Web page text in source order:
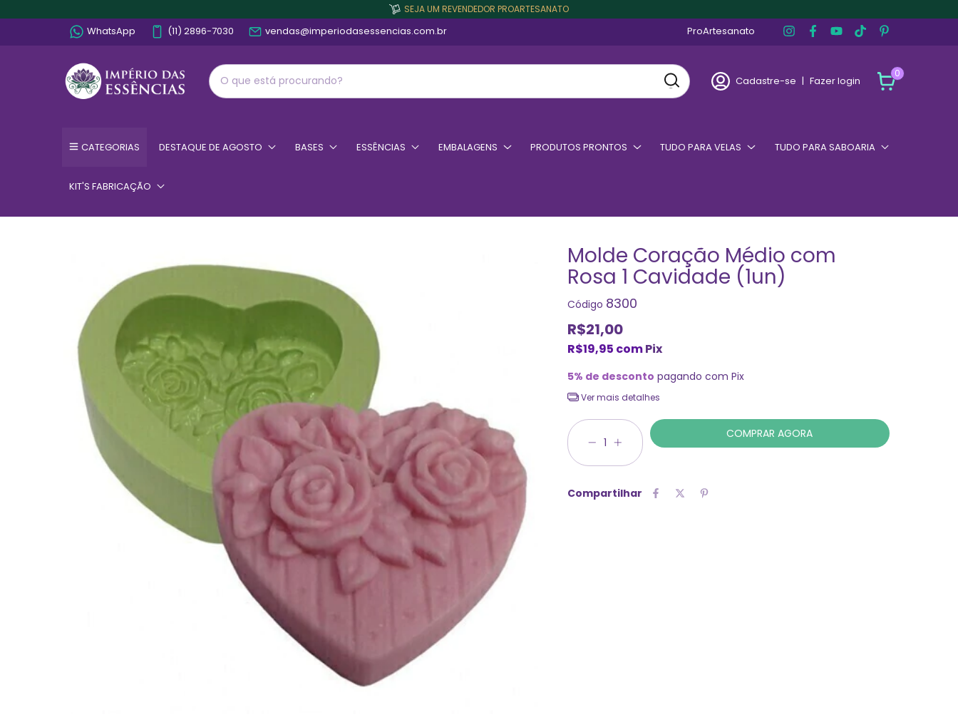
SEJA UM REVENDEDOR PROARTESANATO
WhatsApp (11) 2896-7030 vendas@imperiodasessencias.com.br ProArtesanato
Cadastre-se | Fazer login
0
CATEGORIAS DESTAQUE DE AGOSTO BASES ESSÊNCIAS EMBALAGENS PRODUTOS PRONTOS TUDO PARA VELAS TUDO PARA SABOARIA
KIT'S FABRICAÇÃO
Molde Coração Médio com
Rosa 1 Cavidade (1un)
Código 8300
R$21,00
R$19,95 comPix
5% de desconto pagando com Pix
Ver mais detalhes
Compartilhar